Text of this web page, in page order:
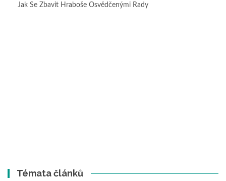
Jak Se Zbavit Hraboše Osvědčenými Rady
Témata článků